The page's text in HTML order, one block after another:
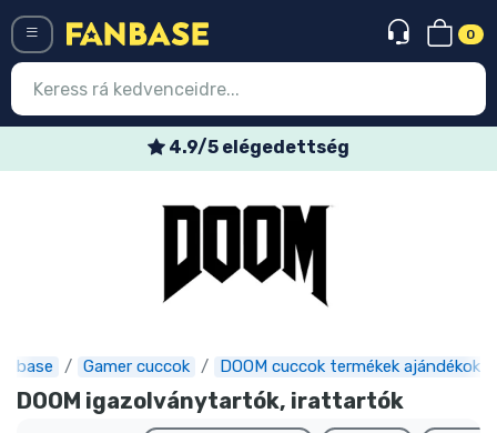
0
4.9/5 elégedettség
Gamer cuccok DOOM cuccok termékek ajándékok
DOOM igazolványtartók, irattartók
Legújabb cuccok
Akciós ajánlatok
Express szállítás
Előrendelhető cuccok